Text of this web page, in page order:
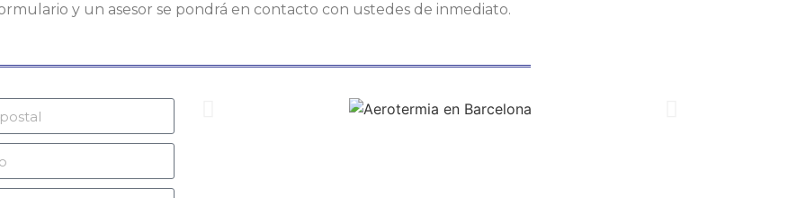
y un asesor se pondrá en contacto con ustedes de inmediato.